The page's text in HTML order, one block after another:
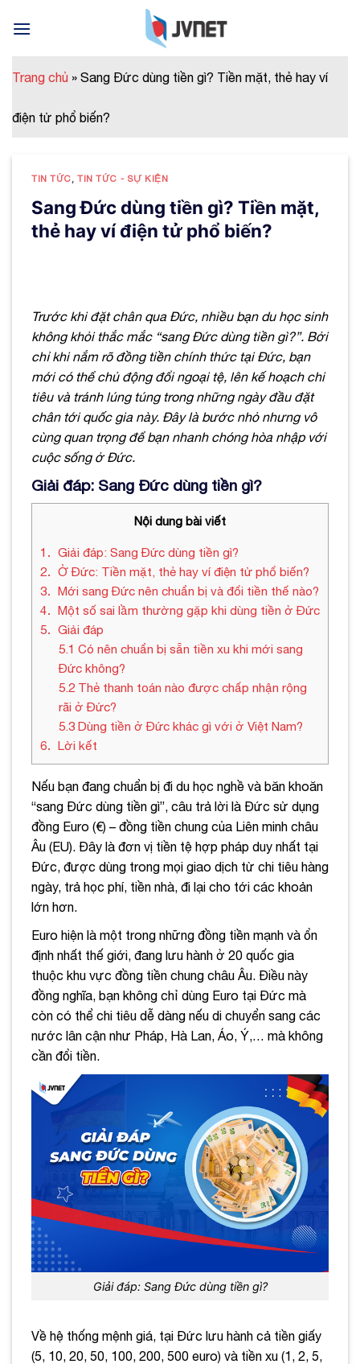
Trang chủ » Sang Đức dùng tiền gì? Tiền mặt, thẻ hay ví
điện tử phổ biến?
TIN TỨC ,TIN TỨC - SỰ KIỆN
Sang Đức dùng tiền gì? Tiền mặt,
thẻ hay ví điện tử phổ biến?
Trước khi đặt chân qua Đức, nhiều bạn du học sinh
không khỏi thắc mắc “sang Đức dùng tiền gì?”. Bởi
chỉ khi nắm rõ đồng tiền chính thức tại Đức, bạn
mới có thể chủ động đổi ngoại tệ, lên kế hoạch chi
tiêu và tránh lúng túng trong những ngày đầu đặt
chân tới quốc gia này. Đây là bước nhỏ nhưng vô
cùng quan trọng để bạn nhanh chóng hòa nhập với
cuộc sống ở Đức.
Giải đáp: Sang Đức dùng tiền gì?
Nội dung bài viết
1
Giải đáp: Sang Đức dùng tiền gì?
2
Ở Đức: Tiền mặt, thẻ hay ví điện tử phổ biến?
3
Mới sang Đức nên chuẩn bị và đổi tiền thế nào?
4
Một số sai lầm thường gặp khi dùng tiền ở Đức
5
Giải đáp
5.1 Có nên chuẩn bị sẵn tiền xu khi mới sang
Đức không?
5.2Thẻ thanh toán nào được chấp nhận rộng
rãi ở Đức?
5.3Dùng tiền ở Đức khác gì với ở Việt Nam?
6
Lời kết
Nếu bạn đang chuẩn bị đi du học nghề và băn khoăn
“sang Đức dùng tiền gì”, câu trả lời là Đức sử dụng
đồng Euro (€) – đồng tiền chung của Liên minh châu
Âu (EU). Đây là đơn vị tiền tệ hợp pháp duy nhất tại
Đức, được dùng trong mọi giao dịch từ chi tiêu hàng
ngày, trả học phí, tiền nhà, đi lại cho tới các khoản
lớn hơn.
Euro hiện là một trong những đồng tiền mạnh và ổn
định nhất thế giới, đang lưu hành ở 20 quốc gia
thuộc khu vực đồng tiền chung châu Âu. Điều này
đồng nghĩa, bạn không chỉ dùng Euro tại Đức mà
còn có thể chi tiêu dễ dàng nếu di chuyển sang các
nước lân cận như Pháp, Hà Lan, Áo, Ý,… mà không
cần đổi tiền.
Giải đáp: Sang Đức dùng tiền gì?
Về hệ thống mệnh giá, tại Đức lưu hành cả tiền giấy
(5, 10, 20, 50, 100, 200, 500 euro) và tiền xu (1, 2, 5,